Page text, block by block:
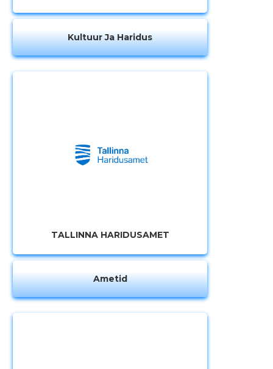
Kultuur Ja Haridus
TALLINNA HARIDUSAMET
Ametid